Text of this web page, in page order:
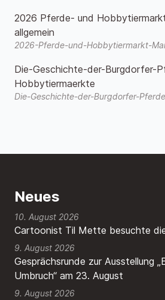
2026 Pferde- und
allgemein
Die-Geschichte-der-Burgdorfer-
Hobbytiermaerkte
Neues
Cartoonist Til Mette besuchte
10. August 2026
Gesprächsrunde zur Ausstellung
Umbruch“ am 23. August
9. August 2026
9. August 2026